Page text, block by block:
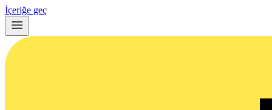
İçeriğe geç